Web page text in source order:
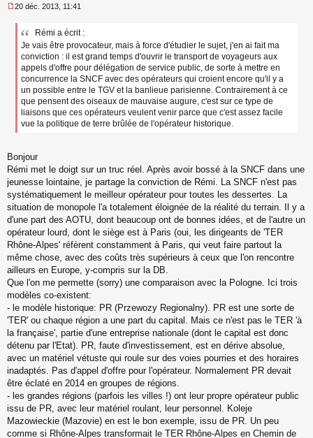
e
20 déc. 2013, 11:41
Rémi a écrit :
Je vais être provocateur, mais à force d'étudier le sujet, j'en ai fait ma
conviction : il est grand temps d'ouvrir le transport de voyageurs aux
appels d'offre pour délégation de service public, de sorte à mettre en
concurrence la SNCF avec des opérateurs qui croient encore qu'il y a
un possible entre le TGV et la banlieue parisienne. Contrairement à ce
que pensent des oiseaux de mauvaise augure, c'est sur ce type de
liaisons que ces opérateurs veulent venir parce que c'est assez facile
vue la politique de terre brûlée de l'opérateur historique.
Bonjour
Rémi met le doigt sur un truc réel. Après avoir bossé à la SNCF dans une
jeunesse lointaine, je partage la conviction de Rémi. La SNCF n'est pas
systématiquement le meilleur opérateur pour toutes les dessertes. La
situation de monopole l'a totalement éloignée de la réalité du terrain. Il y a
d'une part des AOTU, dont beaucoup ont de bonnes idées, et de l'autre un
opérateur lourd, dont le siège est à Paris (oui, les dirigeants de 'TER
Rhône-Alpes' réfèrent constamment à Paris, qui veut faire partout la
même chose, avec des coûts très supérieurs à ceux que l'on rencontre
ailleurs en Europe, y-compris sur la DB.
Que l'on me permette (sorry) une comparaison avec la Pologne. Ici trois
modèles co-existent:
- le modèle historique: PR (Przewozy Regionalny). PR est une sorte de
'TER' ou chaque région a une part du capital. Mais ce n'est pas le TER 'à
la française', partie d'une entreprise nationale (dont le capital est donc
détenu par l'Etat). PR, faute d'investissement, est en dérive absolue,
avec un matériel vétuste qui roule sur des voies pourries et des horaires
inadaptés. Pas d'appel d'offre pour l'opérateur. Normalement PR devait
être éclaté en 2014 en groupes de régions.
- les grandes régions (parfois les villes !) ont leur propre opérateur public
issu de PR, avec leur matériel roulant, leur personnel. Koleje
Mazowieckie (Mazovie) en est le bon exemple, issu de PR. Un peu
comme si Rhône-Alpes transformait le TER Rhône-Alpes en Chemin de